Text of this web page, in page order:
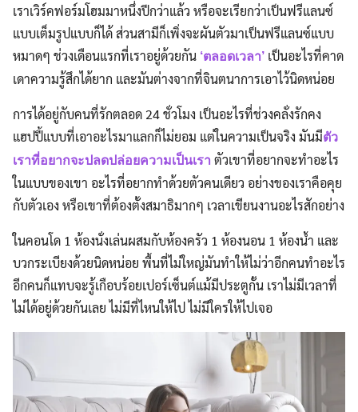
เราเวิร์คฟอร์มโฮมมาหนึ่งปีกว่าแล้ว หรือจะเรียกว่าเป็นฟรีแลนซ์
แบบเต็มรูปแบบก็ได้ ส่วนสามีก็เพิ่งจะผันตัวมาเป็นฟรีแลนซ์แบบ
หมาดๆ ช่วงเดือนแรกที่เราอยู่ด้วยกัน ‘ตลอดเวลา’ เป็นอะไรที่คาด
เดาความรู้สึกได้ยาก และมันต่างจากที่จินตนาการเอาไว้นิดหน่อย
การได้อยู่กับคนที่รักตลอด 24 ชั่วโมง เป็นอะไรที่ช่วงคลั่งรักคง
แฮปปี้แบบที่เอาอะไรมาแลกก็ไม่ยอม แต่ในความเป็นจริง มันมีตัว
เราที่อยากจะปลดปล่อยความเป็นเรา ตัวเขาที่อยากจะทำอะไร
ในแบบของเขา อะไรที่อยากทำด้วยตัวคนเดียว อย่างของเราคือคุย
กับตัวเอง หรือเขาที่ต้องตั้งสมาธิมากๆ เวลาเขียนงานอะไรสักอย่าง
ในคอนโด 1 ห้องนั่งเล่นผสมกับห้องครัว 1 ห้องนอน 1 ห้องน้ำ และ
บวกระเบียงด้วยนิดหน่อย พื้นที่ไม่ใหญ่มันทำให้ไม่ว่าอีกคนทำอะไร
อีกคนก็แทบจะรู้เกือบร้อยเปอร์เซ็นต์แม้มีประตูกั้น เราไม่มีเวลาที่
ไม่ได้อยู่ด้วยกันเลย ไม่มีที่ไหนให้ไป ไม่มีใครให้ไปเจอ